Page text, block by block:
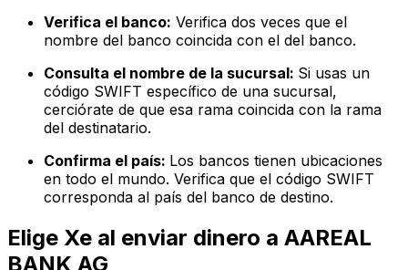
Verifica el banco: Verifica dos veces que el
nombre del banco coincida con el del banco.
Consulta el nombre de la sucursal: Si usas un
código SWIFT específico de una sucursal,
cerciórate de que esa rama coincida con la rama
del destinatario.
Confirma el país: Los bancos tienen ubicaciones
en todo el mundo. Verifica que el código SWIFT
corresponda al país del banco de destino.
Elige Xe al enviar dinero a AAREAL
BANK AG